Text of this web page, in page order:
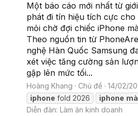
Một báo cáo mới nhất từ
phát đi tín hiệu tích cực
mỏi chờ đợi chiếc iPhone
Theo nguồn tin từ
nghệ Hàn Quốc Samsung
xét việc tăng cường sản
gập lên mức tối...
Hoàng Khang Chủ đề 14/02/
iphone fold 2026 iphone
Diễn đàn: Làm ăn kinh doanh